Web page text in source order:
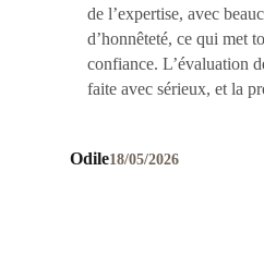
de l’expertise, avec
d’honnêteté, ce qui met
confiance. L’évaluation de mes bijoux a été
faite avec sérieux, et la
domaine. En plus de ses compétences, Laura
Odile18/05/2026